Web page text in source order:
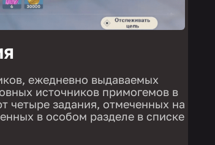
ежедневно выдаваемых
источников примогемов в
четыре задания, отмеченных на
в особом разделе в списке